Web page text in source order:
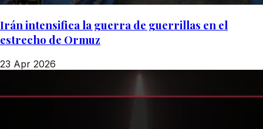
Irán intensifica la guerra de guerrillas en el
estrecho de Ormuz
23 Apr 2026